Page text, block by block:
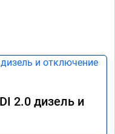
2.0 дизель и